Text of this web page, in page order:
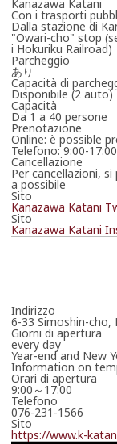
Kanazawa Katani
Con i trasporti
Dalla stazione di
"Owari-cho" stop
i Hokuriku Railroad)
Parcheggio
あり
Capacità di
Disponibile (2 auto)
Capacità
Da 1 a 40 persone
Prenotazione
Online: è possible
Telefono: 9:00-17:00
Cancellazione
Per cancellazioni,
a possibile
Sito
Kanazawa Katani
Sito
Kanazawa Katani
Indirizzo
6-33 Simoshin-cho,
Giorni di apertura
every day
Year-end and New
Information on
Orari di apertura
9:00～17:00
Telefono
076-231-1566
Sito
https://www.k-
Mi
Gold leaf
Gold leaf
Attendi qualche
*La